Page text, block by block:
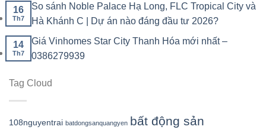
16
Th7
So sánh Noble Palace Hạ Long, FLC Tropical City và
Hà Khánh C | Dự án nào đáng đầu tư 2026?
14
Th7
Giá Vinhomes Star City Thanh Hóa mới nhất –
0386279939
Tag Cloud
108nguyentrai batdongsanquangyen bất động sản